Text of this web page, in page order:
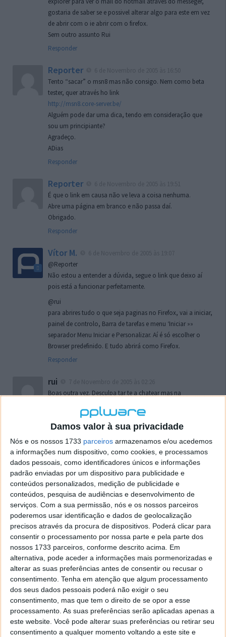
Damos valor à sua privacidade
Nós e os nossos 1733 parceiros armazenamos e/ou acedemos
a informações num dispositivo, como cookies, e processamos
dados pessoais, como identificadores únicos e informações
padrão enviadas por um dispositivo para publicidade e
conteúdos personalizados, medição de publicidade e
conteúdos, pesquisa de audiências e desenvolvimento de
serviços. Com a sua permissão, nós e os nossos parceiros
poderemos usar identificação e dados de geolocalização
precisos através da procura de dispositivos. Poderá clicar para
consentir o processamento por nossa parte e pela parte dos
nossos 1733 parceiros, conforme descrito acima. Em
alternativa, pode aceder a informações mais pormenorizadas e
alterar as suas preferências antes de consentir ou recusar o
consentimento. Tenha em atenção que algum processamento
dos seus dados pessoais poderá não exigir o seu
consentimento, mas que tem o direito de se opor a esse
processamento. As suas preferências serão aplicadas apenas a
este website. Você pode alterar suas preferências ou retirar seu
consentimento a qualquer momento voltando a este site e
gostaria de saber se e possivel alterar algo para este em vez
de abrir com o ie abrir com o firefox.
Sem outro assunto Rui
Responder
Reporter
Tento “sacar” o msn8 mas não consigo. Nem como beta
tester, quer através ho link
http://msn8.core-server.be/
Alguém pode dar uma dica, tendo em consideração que
sou um principiante?
Agradeço.
ADias
Responder
Reporter
É que o link em causa não ve leva a coisa nenhuma.
Abre uma página em branco e não passa daí.
Obrigado.
Responder
Vítor M.
@Reporter
Não estou a entender a dúvida, segue o link que deixo aí
pois está a funcionar perfeitamente.
@rui
para abrires tudo o que seja paginas no Firefox, vai a iniciar,
painel de controlo, Barra de tarefas e menu ‘Iniciar »»
separador Menu Iniciar e Personalizar. Aí é só escolher o
Browser predefinido. E tudo abrirá como Firefox.
Responder
rui
Boas outra vez. Desculpa tar te a chatear mas na
o firefox como browser predefenido
de control tudo e nada. Tou a comecar a desesperar, ate ja
tentei apagar o explorer na tentativa de forçar o uso do
firefox mas em vao. Kaso te lembres de outra dica fico
agradecido, caso contrario obrigado a mesma
Responder
Vítor M.
7 de Novembro de 2005 às 01:39
@Reporter
Desculpa mas o link funciona. Seja como for segue por mail
o MSn Messenger 8.
Responder
Vítor M.
7 de Novembro de 2005 às 11:21
@Rui
Tens de encontrar o que te falei. Faz da seguinte maneira,
janela iniciar e no topo dessa janela com o botão direito do
rato faz propriedades. Depois no separador Menu ‘Iniciar’
clica no botão ‘Personalizar’ aí encontrarás no separador
geral a opção para escolheres o Browser com que queres